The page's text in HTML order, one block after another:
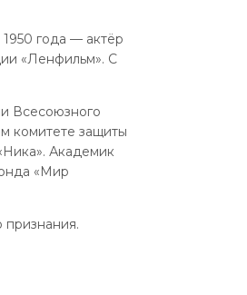
года — актёр
«Ленфильм». С
Всесоюзного
комитете защиты
Академик
«Мир
признания.